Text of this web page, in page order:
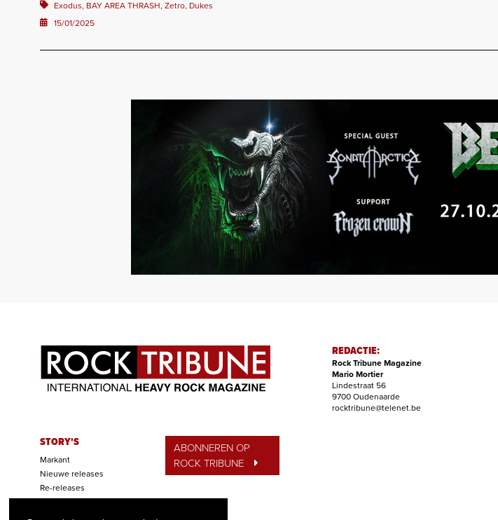
Exodus, BAY AREA THRASH, Zetro, Dukes
15/01/2025
STORY'S
Markant
Nieuwe releases
Re-releases
ABONNEREN OP
ROCK TRIBUNE
REDACTIE:
Rock Tribune Magazine
Mario Mortier
Lindestraat 56
9700 Oudenaarde
rocktribune@telenet.be